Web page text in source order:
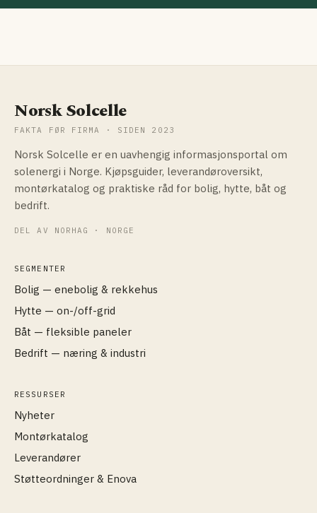
Norsk Solcelle
FAKTA FØR FIRMA · SIDEN 2023
Norsk Solcelle er en uavhengig informasjonsportal om
solenergi i Norge. Kjøpsguider, leverandøroversikt,
montørkatalog og praktiske råd for bolig, hytte, båt og
bedrift.
DEL AV NORHAG · NORGE
SEGMENTER
Bolig — enebolig & rekkehus
Hytte — on-/off-grid
Båt — fleksible paneler
Bedrift — næring & industri
RESSURSER
Nyheter
Montørkatalog
Leverandører
Støtteordninger & Enova